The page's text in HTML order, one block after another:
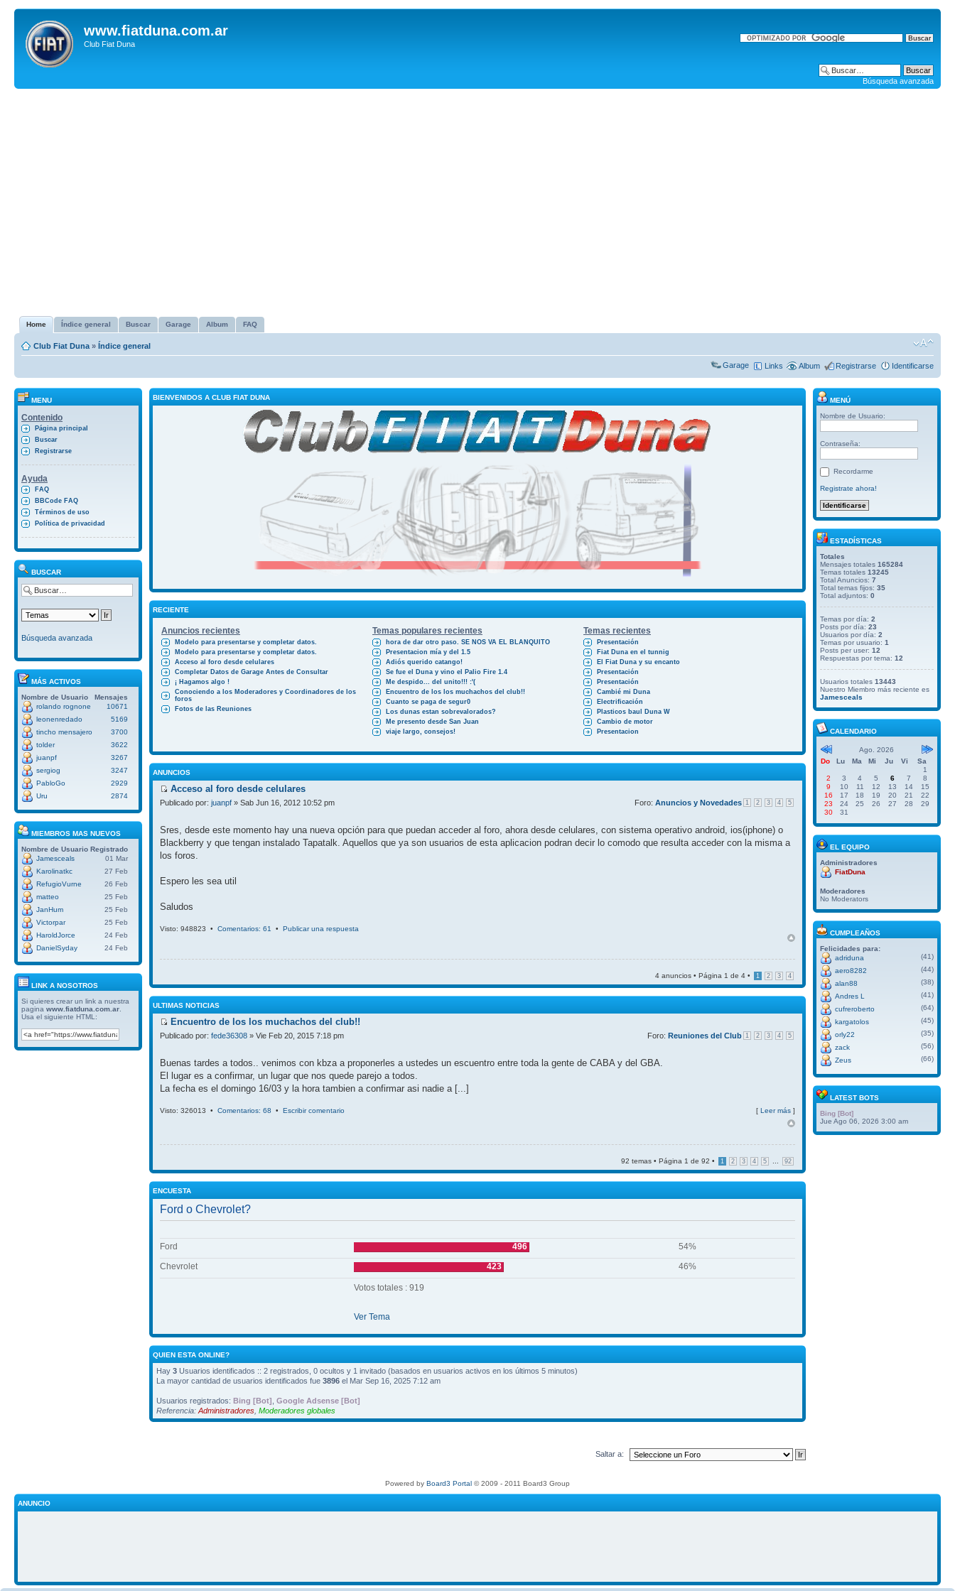
www.fiatduna.com.ar
Club Fiat Duna
Búsqueda avanzada
Home Índice general Buscar Garage Album FAQ
Club Fiat Duna » Índice general
Garage Links Album Registrarse Identificarse
MENU
Contenido
Página principal
Buscar
Registrarse
Ayuda
FAQ
BBCode FAQ
Términos de uso
Política de privacidad
BUSCAR
Búsqueda avanzada
MÁS ACTIVOS
Nombre de Usuario
Mensajes
rolando rognone
10671
leonenredado
5169
tincho mensajero
3700
tolder
3622
juanpf
3267
sergiog
3247
PabloGo
2929
Uru
2874
MIEMBROS MAS NUEVOS
Nombre de Usuario Registrado
Jamesceals
01 Mar
Karolinatkc
27 Feb
RefugioVurne
26 Feb
matteo
25 Feb
JanHum
25 Feb
Victorpar
25 Feb
HaroldJorce
24 Feb
DanielSyday
24 Feb
LINK A NOSOTROS
Si quieres crear un link a nuestra
pagina www.fiatduna.com.ar
Usa el siguiente HTML:
BIENVENIDOS A CLUB FIAT DUNA
RECIENTE
Anuncios recientes Temas populares recientes Temas recientes
Modelo para presentarse y completar datos.
Modelo para presentarse y completar datos.
Acceso al foro desde celulares
Completar Datos de Garage Antes de Consultar
¡ Hagamos algo !
Conociendo a los Moderadores y Coordinadores de los
foros
Fotos de las Reuniones
hora de dar otro paso. SE NOS VA EL BLANQUITO
Presentacion mía y del 1.5
Adiós querido catango!
Se fue el Duna y vino el Palio Fire 1.4
Me despido... del unito!!! :'(
Encuentro de los los muchachos del club!!
Cuanto se paga de segur0
Los dunas estan sobrevalorados?
Me presento desde San Juan
viaje largo, consejos!
Presentación
Fiat Duna en el tunnig
El Fiat Duna y su encanto
Presentación
Presentación
Cambié mi Duna
Electrificación
Plasticos baul Duna W
Cambio de motor
Presentacion
ANUNCIOS
Acceso al foro desde celulares
1 2 3 4 5
Publicado por: juanpf » Sab Jun 16, 2012 10:52 pm Foro: Anuncios y Novedades
Sres, desde este momento hay una nueva opción para que puedan acceder al foro, ahora desde celulares, con sistema operativo android, ios(iphone) o
Blackberry y que tengan instalado Tapatalk. Aquellos que ya son usuarios de esta aplicacion podran decir lo comodo que resulta acceder con la misma a
los foros.
Espero les sea util
Saludos
Visto: 948823 • Comentarios: 61 • Publicar una respuesta
4 anuncios • Página 1 de 4 • 1 2 3 4
ULTIMAS NOTICIAS
Encuentro de los los muchachos del club!!
1 2 3 4 5
Publicado por: fede36308 » Vie Feb 20, 2015 7:18 pm Foro: Reuniones del Club
Buenas tardes a todos.. venimos con kbza a proponerles a ustedes un escuentro entre toda la gente de CABA y del GBA.
El lugar es a confirmar, un lugar que nos quede parejo a todos.
La fecha es el domingo 16/03 y la hora tambien a confirmar asi nadie a [...]
Visto: 326013 • Comentarios: 68 • Escribir comentario [ Leer más ]
92 temas • Página 1 de 92 • 1 2 3 4 5 92
ENCUESTA
Ford o Chevrolet?
Ford 496
54%
Chevrolet
423 46%
Votos totales : 919
Ver Tema
QUIEN ESTA ONLINE?
Hay 3 Usuarios identificados :: 2 registrados, 0 ocultos y 1 invitado (basados en usuarios activos en los últimos 5 minutos)
La mayor cantidad de usuarios identificados fue 3896 el Mar Sep 16, 2025 7:12 am
Usuarios registrados: Bing [Bot] Google Adsense [Bot]
Referencia: Administradores Moderadores globales
Saltar a:
MENÚ
Nombre de Usuario:
Contraseña:
Recordarme
Registrate ahora!
ESTADÍSTICAS
Totales
Mensajes totales 165284
Temas totales 13245
Total Anuncios: 7
Total temas fijos: 35
Total adjuntos: 0
Temas por día: 2
Posts por día: 23
Usuarios por día: 2
Temas por usuario: 1
Posts per user: 12
Respuestas por tema: 12
Usuarios totales 13443
Nuestro Miembro más reciente es
Jamesceals
CALENDARIO
Ago. 2026
Do
Lu Ma Mi Ju Vi
Sa
1
2
3 4 5 6 7
8
9
10 11 12 13 14
15
16
17 18 19 20 21
22
23
24 25 26 27 28
29
30
31
EL EQUIPO
Administradores
FiatDuna
Moderadores
No Moderators
CUMPLEAÑOS
Felicidades para:
adriduna
(41)
aero8282
(44)
alan88
(38)
Andres L
(41)
cufreroberto
(64)
kargatolos
(45)
orly22
(35)
zack
(56)
Zeus
(66)
LATEST BOTS
Bing [Bot]
Jue Ago 06, 2026 3:00 am
Powered by Board3 Portal © 2009 - 2011 Board3 Group
ANUNCIO